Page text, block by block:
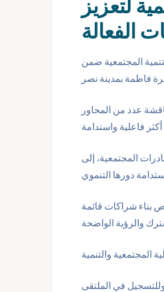
لتعزيز
الفعالة
المجتمعية ضمن
عدد من المحاور
المجتمعية، إلى
بناء شراكات قائمة